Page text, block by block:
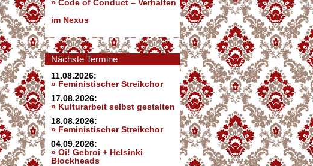
» Code of Conduct – Verhalten
im Nexus
Nächste Termine
11.08.2026:
» Feministischer Streikchor
17.08.2026:
» Kulturarbeit selbst gestalten
18.08.2026:
» Feministischer Streikchor
04.09.2026:
» Oi! Gebroi + Helsinki
Blockheads